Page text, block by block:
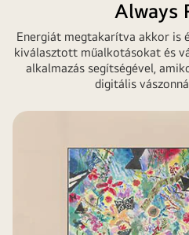
Assassin's
Creed
Shadows.
Always
Energiát megtakarítva akkor is
kiválasztott műalkotásokat és
alkalmazás segítségével,
digitális